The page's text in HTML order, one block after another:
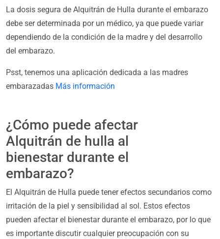
La dosis segura de Alquitrán de Hulla durante el embarazo
debe ser determinada por un médico, ya que puede variar
dependiendo de la condición de la madre y del desarrollo
del embarazo.
Psst, tenemos una aplicación dedicada a las madres
embarazadas Más información
¿Cómo puede afectar
Alquitrán de hulla al
bienestar durante el
embarazo?
El Alquitrán de Hulla puede tener efectos secundarios como
irritación de la piel y sensibilidad al sol. Estos efectos
pueden afectar el bienestar durante el embarazo, por lo que
es importante discutir cualquier preocupación con su